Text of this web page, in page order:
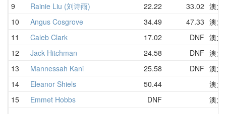
9
Rainie Liu (刘诗雨) 22.22 33.02 澳大
10
Angus Cosgrove 34.49 47.33 澳大
11
Caleb Clark 17.02 DNF 澳大
12
Jack Hitchman 24.58 DNF 澳大
13
Mannessah Kani 25.58 DNF 澳大
14
Eleanor Shiels 50.44
澳大
15
Emmet Hobbs DNF 澳大